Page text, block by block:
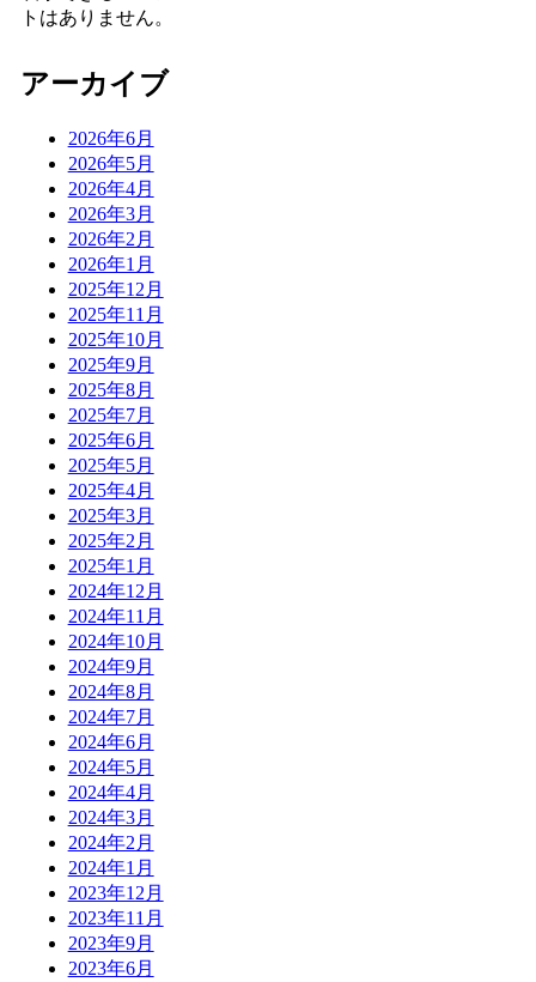
トはありません。
アーカイブ
2026年6月
2026年5月
2026年4月
2026年3月
2026年2月
2026年1月
2025年12月
2025年11月
2025年10月
2025年9月
2025年8月
2025年7月
2025年6月
2025年5月
2025年4月
2025年3月
2025年2月
2025年1月
2024年12月
2024年11月
2024年10月
2024年9月
2024年8月
2024年7月
2024年6月
2024年5月
2024年4月
2024年3月
2024年2月
2024年1月
2023年12月
2023年11月
2023年9月
2023年6月